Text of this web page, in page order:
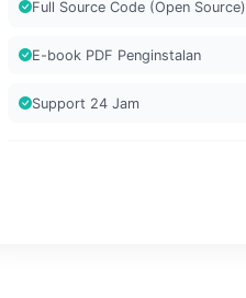
Full Source Code (Open Source)
E-book PDF Penginstalan
Support 24 Jam